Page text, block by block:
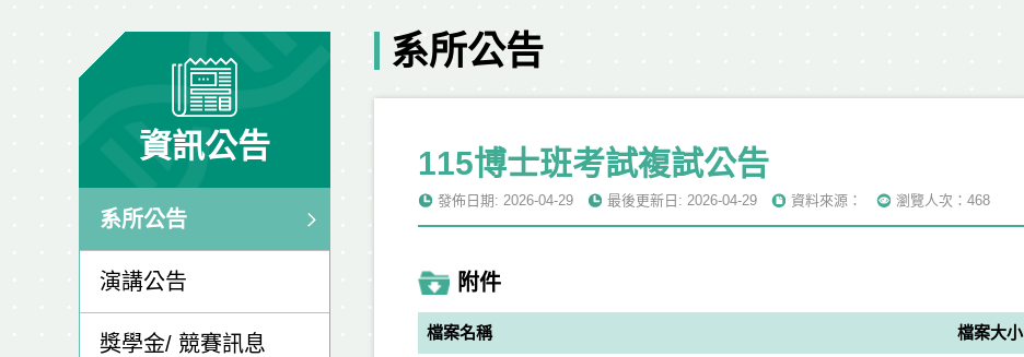
資訊公告
系所公告
演講公告
獎學金/ 競賽訊息
系所公告
115博士班考試複試公告
發佈日期: 2026-04-29 最後更新日: 2026-04-29 資料來源： 瀏覽人次：468
附件
檔案名稱 檔案大小